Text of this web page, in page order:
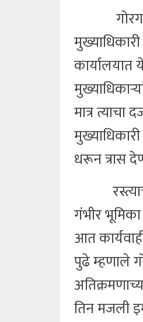
गोरगरीब
कार्यालयात
मात्र
धरून त्रास
गंभीर
आत
पुढे म्हणाले
तिन मजली